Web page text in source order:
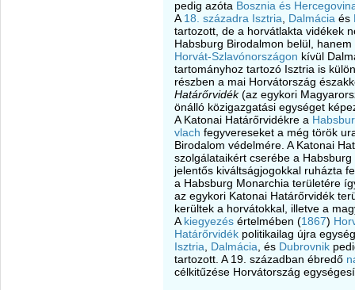
pedig azóta Bosznia és
A 18. századra Isztria Dalmácia és
tartozott, de a horvátlakta vidékek
Habsburg Birodalmon belül,
Horvát-Szlavónországon kívül
tartományhoz tartozó Isztria is
részben a mai Horvátország
Határőrvidék(az egykori
önálló közigazgatási egységet
A Katonai Határőrvidékre a
vlach fegyvereseket a még török
Birodalom védelmére. A Katonai
szolgálataikért cserébe a
jelentős kiváltságjogokkal ruházta
a Habsburg Monarchia területére
az egykori Katonai Határőrvidék
kerültek a horvátokkal, illetve a
A kiegyezés értelmében (1867)
Határőrvidék politikailag újra
Isztria
Dalmácia , és Dubrovnik
tartozott. A 19. században ébredő
célkitűzése Horvátország